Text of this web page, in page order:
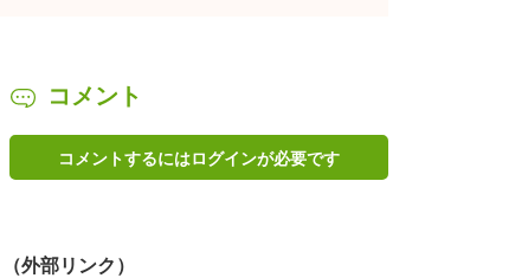
コメント
コメントするにはログインが必要です
（外部リンク）